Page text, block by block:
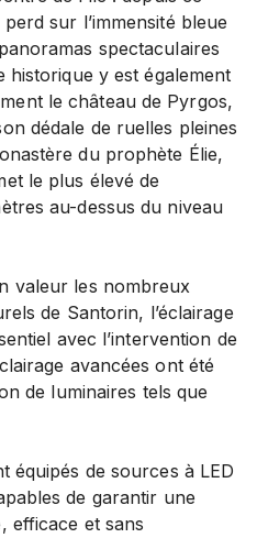
sur l’immensité bleue
spectaculaires
historique y est également
le château de Pyrgos,
dédale de ruelles pleines
du prophète Élie,
le plus élevé de
au-dessus du niveau
valeur les nombreux
de Santorin, l’éclairage
avec l’intervention de
avancées ont été
de luminaires tels que
équipés de sources à LED
de garantir une
efficace et sans